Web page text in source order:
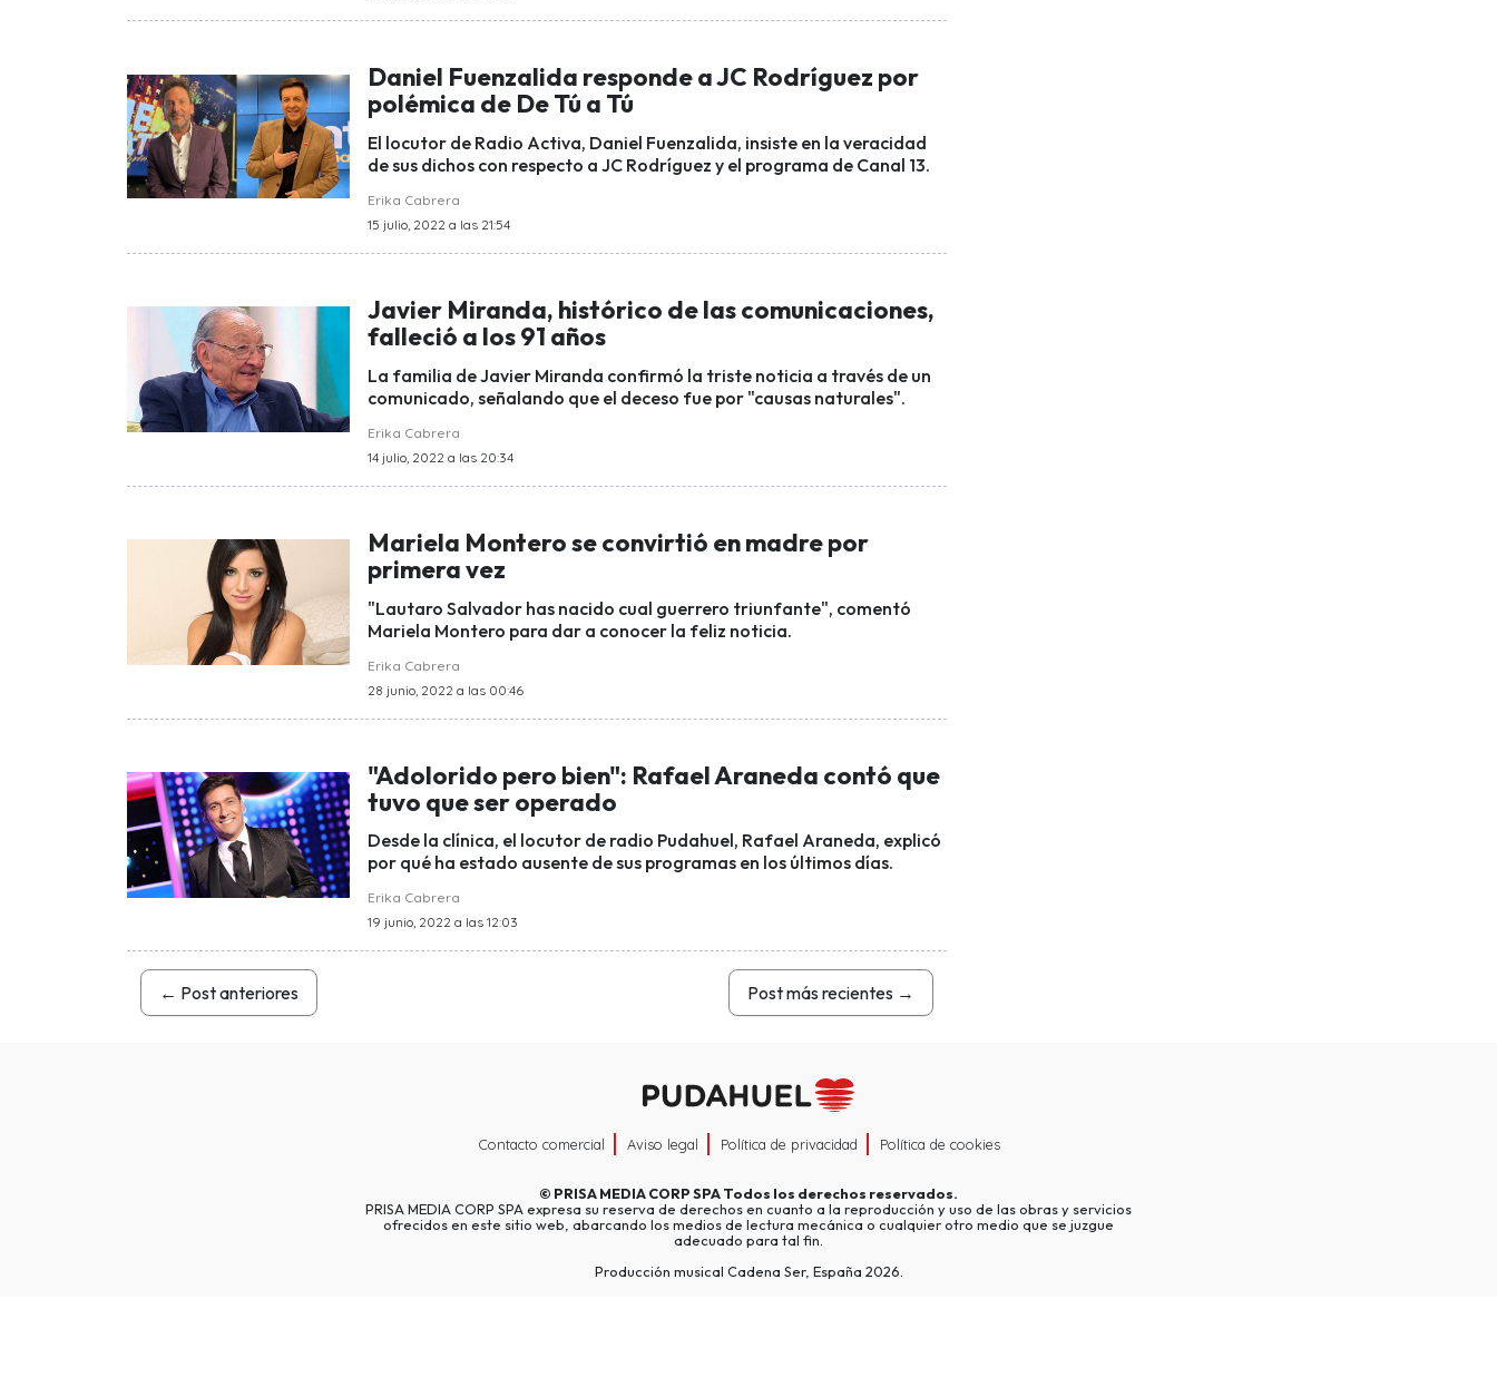
Daniel Fuenzalida responde a JC Rodríguez por
polémica de De Tú a Tú
El locutor de Radio Activa, Daniel Fuenzalida, insiste en la veracidad
de sus dichos con respecto a JC Rodríguez y el programa de Canal 13.
Erika Cabrera
15 julio, 2022 a las 21:54
Javier Miranda, histórico de las comunicaciones,
falleció a los 91 años
La familia de Javier Miranda confirmó la triste noticia a través de un
comunicado, señalando que el deceso fue por "causas naturales".
Erika Cabrera
14 julio, 2022 a las 20:34
Mariela Montero se convirtió en madre por
primera vez
"Lautaro Salvador has nacido cual guerrero triunfante", comentó
Mariela Montero para dar a conocer la feliz noticia.
Erika Cabrera
28 junio, 2022 a las 00:46
"Adolorido pero bien": Rafael Araneda contó que
tuvo que ser operado
Desde la clínica, el locutor de radio Pudahuel, Rafael Araneda, explicó
por qué ha estado ausente de sus programas en los últimos días.
Erika Cabrera
19 junio, 2022 a las 12:03
← Post anteriores Post más recientes →
Contacto comercial Aviso legal Política de privacidad Política de cookies
© PRISA MEDIA CORP SPATodos los derechos reservados.
PRISA MEDIA CORP SPA expresa su reserva de derechos en cuanto a la reproducción y uso de las obras y servicios
ofrecidos en este sitio web, abarcando los medios de lectura mecánica o cualquier otro medio que se juzgue
adecuado para tal fin.
Producción musical Cadena Ser, España 2026.